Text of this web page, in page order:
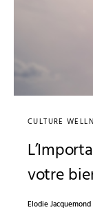
CULTURE
votre
Elodie Jacquemond